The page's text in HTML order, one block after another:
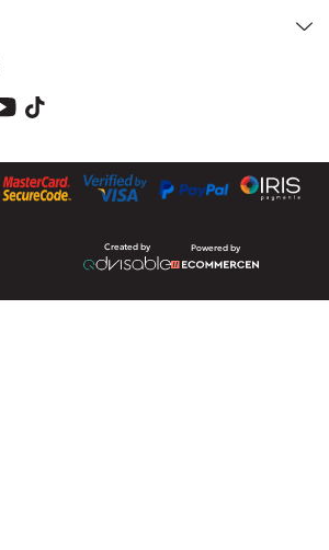
Created by Powered by